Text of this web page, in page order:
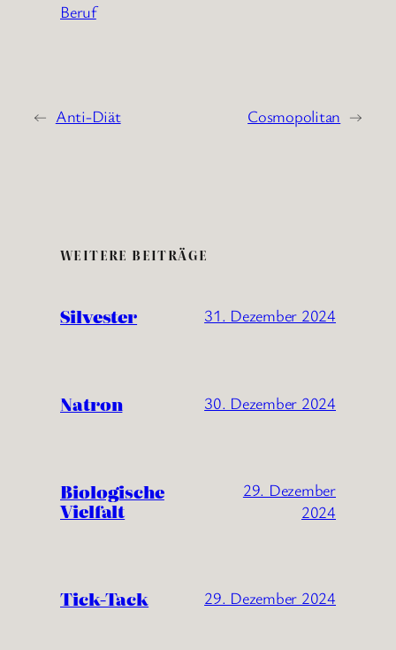
Beruf
← Anti-Diät Cosmopolitan →
WEITERE BEITRÄGE
Silvester 31. Dezember 2024
Natron 30. Dezember 2024
Biologische
Vielfalt
29. Dezember
2024
Tick-Tack 29. Dezember 2024